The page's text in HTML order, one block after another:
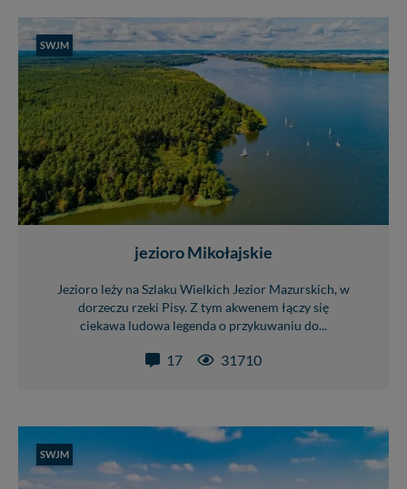
SWJM
jezioro Mikołajskie
Jezioro leży na Szlaku Wielkich Jezior Mazurskich, w
dorzeczu rzeki Pisy. Z tym akwenem łączy się
ciekawa ludowa legenda o przykuwaniu do...
17 31710
SWJM